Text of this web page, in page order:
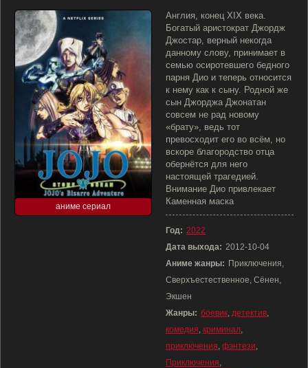
аниме сериал
Англия, конец XIX века.
Богатый аристократ Джордж
Джостар, верный некогда
данному слову, принимает в
семью осиротевшего бедного
парня Дио и теперь относится
к нему как к сыну. Родной же
сын Джорджа Джонатан
совсем не рад новому
«брату», ведь тот
превосходит его во всём, но
вскоре благородство отца
обернётся для него
настоящей трагедией.
Внимание Дио привлекает
Каменная маска
Год: 2022
Дата выхода: 2012-10-04
Аниме жанры: Приключения,
Сверхъестественное, Сёнен,
Экшен
Жанры: боевик, детектив,
комедия, криминал,
приключения, фэнтези,
Приключения,